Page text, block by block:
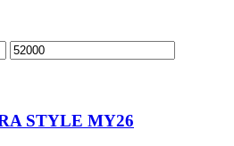
STYLE MY26